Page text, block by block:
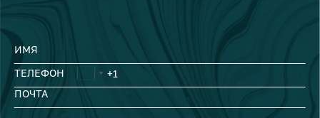
ИМЯ
ТЕЛЕФОН
ПОЧТА